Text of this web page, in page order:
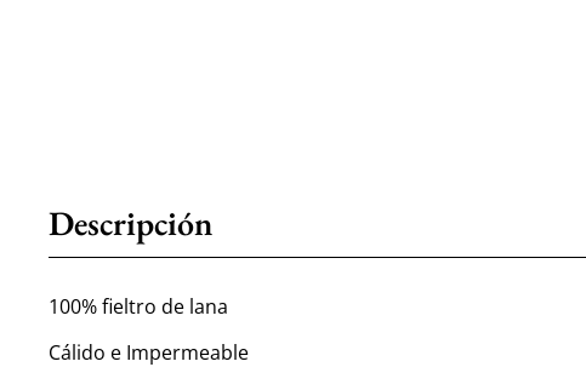
Descripción
100% fieltro de lana
Cálido e Impermeable